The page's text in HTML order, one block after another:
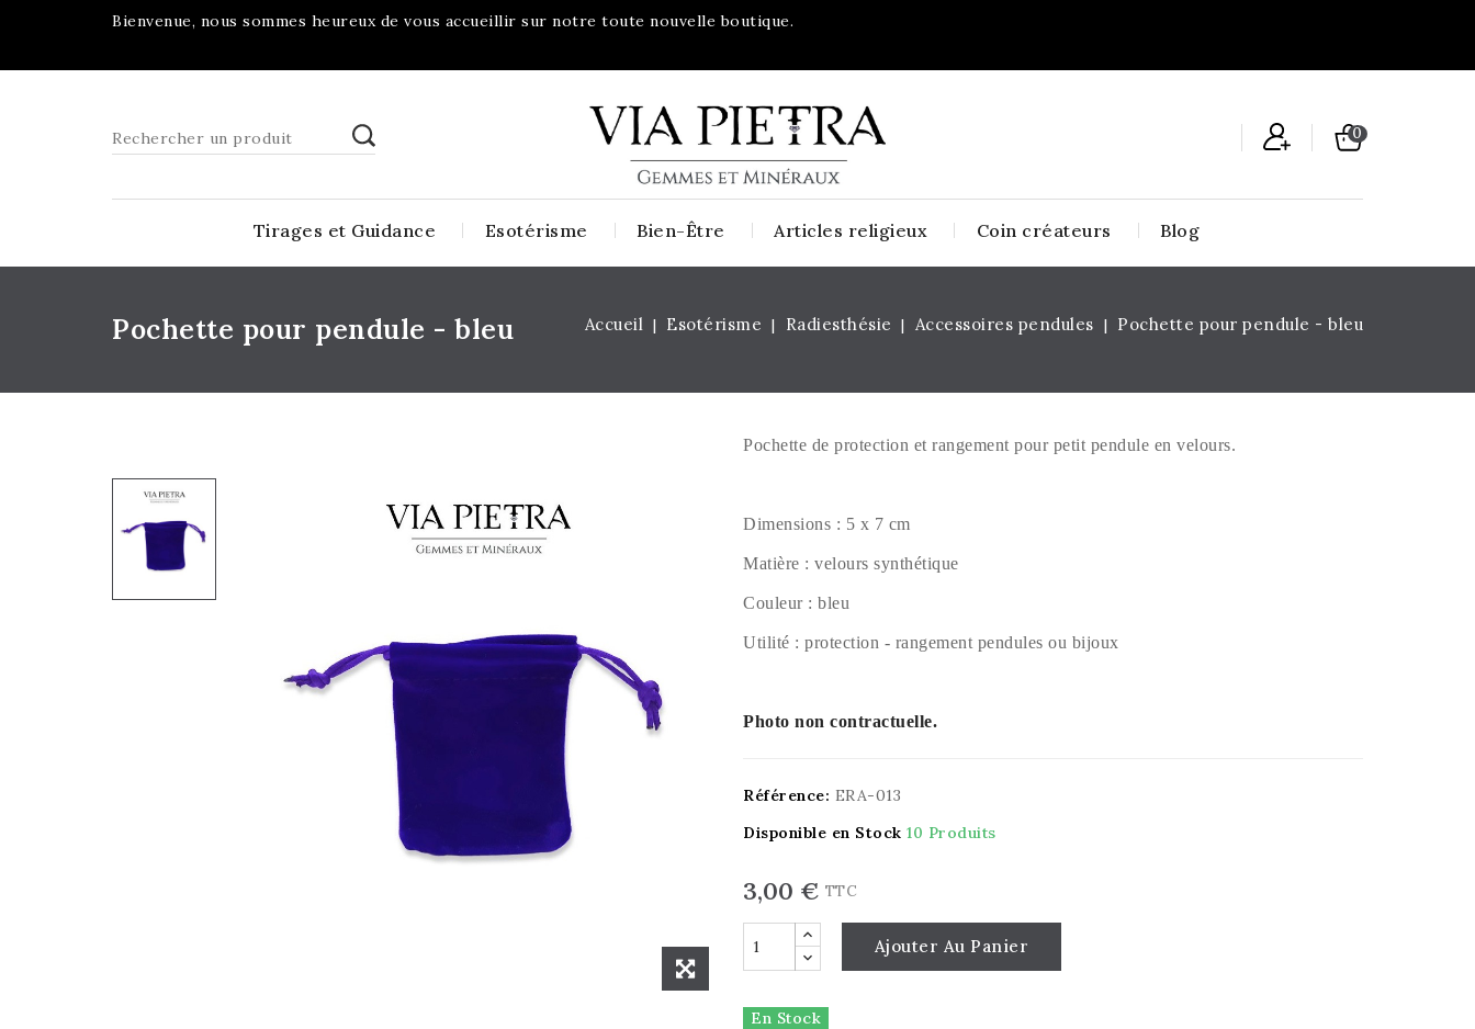
Bienvenue, nous sommes heureux de vous accueillir sur notre toute nouvelle boutique.
0
Tirages et Guidance Esotérisme Bien-Être Articles religieux Coin créateurs Blog
Pochette pour pendule - bleu Accueil Esotérisme Radiesthésie Accessoires pendules Pochette pour pendule - bleu
Pochette de protection et rangement pour petit pendule en velours.
Dimensions : 5 x 7 cm
Matière : velours synthétique
Couleur : bleu
Utilité : protection - rangement pendules ou bijoux
Photo non contractuelle.
Référence: ERA-013
Disponible en Stock 10 Produits
3,00 € TTC
Ajouter Au Panier
En Stock